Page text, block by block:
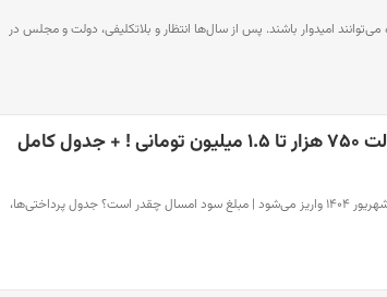
می‌توانند امیدوار باشند. پس از سال‌ها انتظار و بلاتکلیفی، دولت و مجلس در
واریز سود سهام عدالت ۷۵۰ هزار تا ۱.۵ میلیون تومانی ! + جدول کامل
سود سهام عدالت یکشنبه ۳۰ شهریور ۱۴۰۴ واریز می‌شود | مبلغ سود امسال چقدر است؟ جدول پرداختی‌ها،